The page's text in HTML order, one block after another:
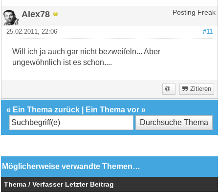
Alex78 Posting Freak
#11
25.02.2011, 22:06
Will ich ja auch gar nicht bezweifeln... Aber
ungewöhnlich ist es schon....
Zitieren
« Ein Thema zurück Ein Thema vor »
Möglicherweise verwandte Themen…
Thema / Verfasser Letzter Beitrag